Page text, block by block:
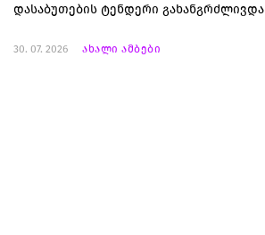
დასაბუთების ტენდერი გახანგრძლივდა
30. 07. 2026 ახალი ამბები